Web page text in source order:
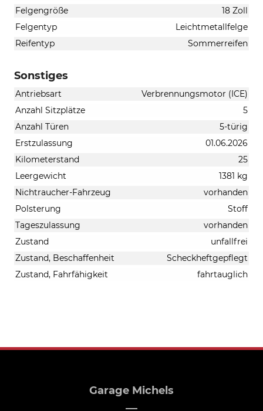
Felgengröße
18 Zoll
Felgentyp
Leichtmetallfelge
Reifentyp
Sommerreifen
Sonstiges
Antriebsart
Verbrennungsmotor (ICE)
Anzahl Sitzplätze
5
Anzahl Türen
5-türig
Erstzulassung
01.06.2026
Kilometerstand
25
Leergewicht
1381 kg
Nichtraucher-Fahrzeug
vorhanden
Polsterung
Stoff
Tageszulassung
vorhanden
Zustand
unfallfrei
Zustand, Beschaffenheit
Scheckheftgepflegt
Zustand, Fahrfähigkeit
fahrtauglich
Garage Michels